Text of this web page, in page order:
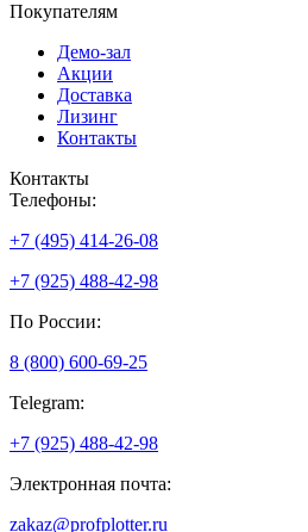
Покупателям
Демо-зал
Акции
Доставка
Лизинг
Контакты
Контакты
Телефоны:
+7 (495) 414-26-08
+7 (925) 488-42-98
По России:
8 (800) 600-69-25
Telegram:
+7 (925) 488-42-98
Электронная почта:
zakaz@profplotter.ru